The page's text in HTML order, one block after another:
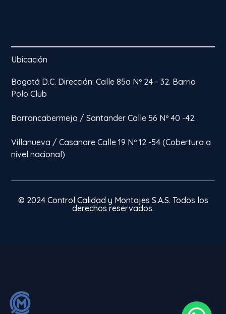
Ubicación
Bogotá D.C. Dirección: Calle 85a Nº 24 - 32. Barrio
Polo Club
Barrancabermeja / Santander Calle 56 Nº 40 -42.
Villanueva / Casanare Calle 19 Nº 12 -54 (Cobertura a
nivel nacional)
© 2024 Control Calidad y Montajes S.A.S. Todos los
derechos reservados.